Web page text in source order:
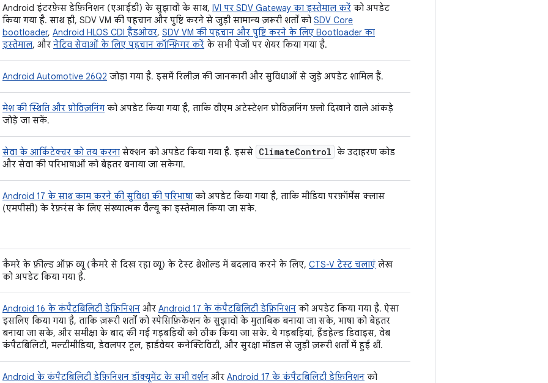
Android इंटरफ़ेस डेफ़िनिशन (एआईडी) के सुझावों के साथ, IVI पर SDV Gateway का इस्तेमाल करें को अपडेट
किया गया है. साथ ही, SDV VM की पहचान और पुष्टि करने से जुड़ी सामान्य ज़रूरी शर्तों को SDV Core
bootloader, Android HLOS CDI हैंडओवर, SDV VM की पहचान और पुष्टि करने के लिए Bootloader का
इस्तेमाल, और नेटिव सेवाओं के लिए पहचान कॉन्फ़िगर करें के सभी पेजों पर शेयर किया गया है.
Android Automotive 26Q2 जोड़ा गया है. इसमें रिलीज़ की जानकारी और सुविधाओं से जुड़े अपडेट शामिल हैं.
मेश की स्थिति और प्रोविज़निंग को अपडेट किया गया है, ताकि वीएम अटेस्टेशन प्रोविज़निंग फ़्लो दिखाने वाले आंकड़े
जोड़े जा सकें.
सेवा के आर्किटेक्चर को तय करना सेक्शन को अपडेट किया गया है. इससे ClimateControl के उदाहरण कोड
और सेवा की परिभाषाओं को बेहतर बनाया जा सकेगा.
Android 17 के साथ काम करने की सुविधा की परिभाषा को अपडेट किया गया है, ताकि मीडिया परफ़ॉर्मेंस क्लास
(एमपीसी) के रेफ़रंस के लिए संख्यात्मक वैल्यू का इस्तेमाल किया जा सके.
कैमरे के फ़ील्ड ऑफ़ व्यू (कैमरे से दिख रहा व्यू) के टेस्ट थ्रेशोल्ड में बदलाव करने के लिए, CTS-V टेस्ट चलाएं लेख
को अपडेट किया गया है.
Android 16 के कंपैटबिलिटी डेफ़िनिशन और Android 17 के कंपैटबिलिटी डेफ़िनिशन को अपडेट किया गया है. ऐसा
इसलिए किया गया है, ताकि ज़रूरी शर्तों को स्पेसिफ़िकेशन के सुझावों के मुताबिक बनाया जा सके, भाषा को बेहतर
बनाया जा सके, और समीक्षा के बाद की गई गड़बड़ियों को ठीक किया जा सके. ये गड़बड़ियां, हैंडहेल्ड डिवाइस, वेब
कंपैटबिलिटी, मल्टीमीडिया, डेवलपर टूल, हार्डवेयर कनेक्टिविटी, और सुरक्षा मॉडल से जुड़ी ज़रूरी शर्तों में हुई थीं.
Android के कंपैटबिलिटी डेफ़िनिशन डॉक्यूमेंट के सभी वर्शन और Android 17 के कंपैटबिलिटी डेफ़िनिशन को